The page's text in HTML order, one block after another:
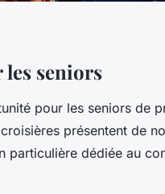
les seniors
pour les seniors de
présentent de
particulière dédiée au